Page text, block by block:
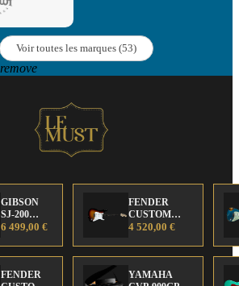
Voir toutes les marques (53)
remove
GIBSON
SJ-200
Anniversary
Edition
6 499,00 €
FENDER
CUSTOM
SHOP Strat 63'
4 520,00 €
FENDER
YAMAHA